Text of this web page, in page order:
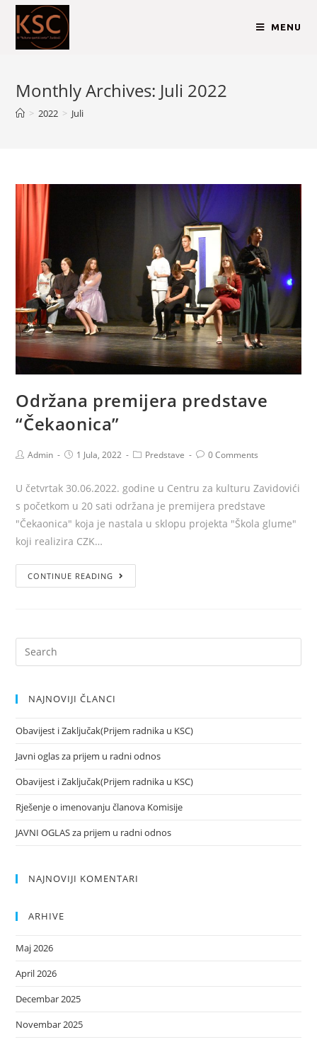
MENU
Monthly Archives: Juli 2022
> 2022 > Juli
Održana premijera predstave
“Čekaonica”
Admin 1 Jula, 2022 Predstave 0 Comments
U četvrtak 30.06.2022. godine u Centru za kulturu Zavidovići
s početkom u 20 sati održana je premijera predstave
"Čekaonica" koja je nastala u sklopu projekta "Škola glume"
koji realizira CZK…
CONTINUE READING
NAJNOVIJI ČLANCI
Obavijest i Zaključak(Prijem radnika u KSC)
Javni oglas za prijem u radni odnos
Obavijest i Zaključak(Prijem radnika u KSC)
Rješenje o imenovanju članova Komisije
JAVNI OGLAS za prijem u radni odnos
NAJNOVIJI KOMENTARI
ARHIVE
Maj 2026
April 2026
Decembar 2025
Novembar 2025